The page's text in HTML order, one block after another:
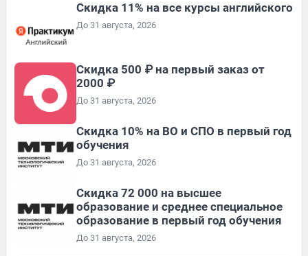
Скидка 11% на все курсы английского
До 31 августа, 2026
Скидка 500 ₽ на первый заказ от
2000 ₽
До 31 августа, 2026
Скидка 10% на ВО и СПО в первый год
обучения
До 31 августа, 2026
Скидка 72 000 на высшее
образование и среднее специальное
образование в первый год обучения
До 31 августа, 2026